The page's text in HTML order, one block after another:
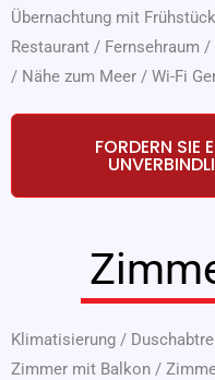
Übernachtung mit Frühstück
Restaurant / Fernsehraum /
/ Nähe zum Meer / Wi-Fi
FORDERN SIE
Klimatisierung /
Zimmer mit Balkon /